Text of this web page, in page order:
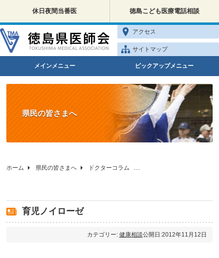
休日夜間当番医 徳島こども医療電話相談
アクセス
サイトマップ
メインメニュー ピックアップメニュー
県民の皆さまへ
ホーム 県民の皆さまへ ドクターコラム
育児ノイローゼ
カテゴリー: 健康相談公開日:2012年11月12日